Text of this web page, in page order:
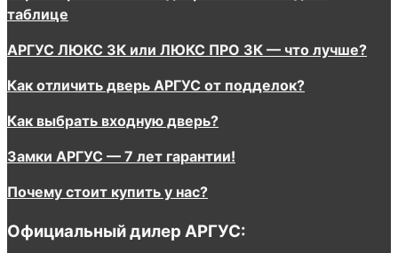
таблице
АРГУС ЛЮКС 3К или ЛЮКС ПРО 3К — что лучше?
Как отличить дверь АРГУС от подделок?
Как выбрать входную дверь?
Замки АРГУС — 7 лет гарантии!
Почему стоит купить у нас?
Официальный дилер АРГУС: